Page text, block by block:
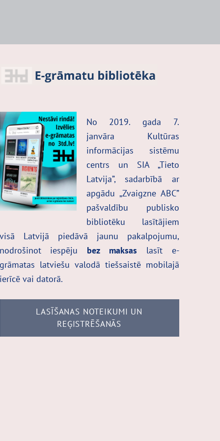
No 2019. gada 7.
janvāra Kultūras
informācijas sistēmu
centrs un SIA „Tieto
Latvija”, sadarbībā ar
apgādu „Zvaigzne ABC”
pašvaldību publisko
bibliotēku lasītājiem
visā Latvijā piedāvā jaunu pakalpojumu,
nodrošinot iespēju bez maksas lasīt e-
grāmatas latviešu valodā tiešsaistē mobilajā
ierīcē vai datorā.
LASĪŠANAS NOTEIKUMI UN
REĢISTRĒŠANĀS